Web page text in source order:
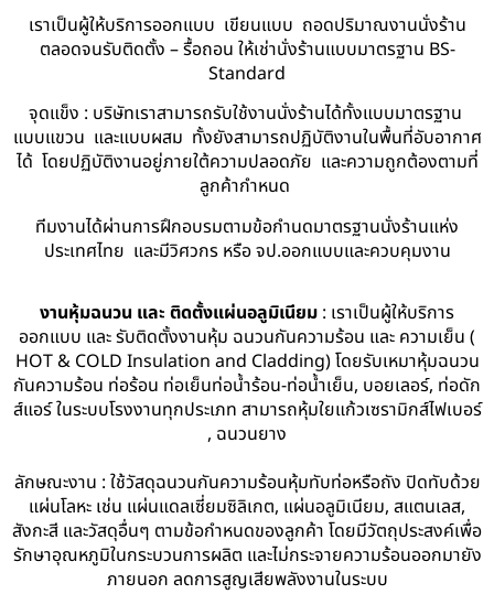
เราเป็นผู้ให้บริการออกแบบ เขียนแบบ ถอดปริมาณงานนั่งร้าน
ตลอดจนรับติดตั้ง – รื้อถอน ให้เช่านั่งร้านแบบมาตรฐาน BS-
Standard
จุดแข็ง : บริษัทเราสามารถรับใช้งานนั่งร้านได้ทั้งแบบมาตรฐาน
แบบแขวน และแบบผสม ทั้งยังสามารถปฏิบัติงานในพื้นที่อับอากาศ
ได้ โดยปฏิบัติงานอยู่ภายใต้ความปลอดภัย และความถูกต้องตามที่
ลูกค้ากำหนด
ทีมงานได้ผ่านการฝึกอบรมตามข้อกำนดมาตรฐานนั่งร้านแห่ง
ประเทศไทย และมีวิศวกร หรือ จป.ออกแบบและควบคุมงาน
งานหุ้มฉนวน และ ติดตั้งแผ่นอลูมิเนียม : เราเป็นผู้ให้บริการ
ออกแบบ และ รับติดตั้งงานหุ้ม ฉนวนกันความร้อน และ ความเย็น (
HOT & COLD Insulation and Cladding) โดยรับเหมาหุ้มฉนวน
กันความร้อน ท่อร้อน ท่อเย็นท่อน้ำร้อน-ท่อน้ำเย็น, บอยเลอร์, ท่อดัก
ส์แอร์ ในระบบโรงงานทุกประเภท สามารถหุ้มใยแก้วเซรามิกส์ไฟเบอร์
, ฉนวนยาง
ลักษณะงาน : ใช้วัสดุฉนวนกันความร้อนหุ้มทับท่อหรือถัง ปิดทับด้วย
แผ่นโลหะ เช่น แผ่นแดลเซี่ยมซิลิเกต, แผ่นอลูมิเนียม, สแตนเลส,
สังกะสี และวัสดุอื่นๆ ตามข้อกำหนดของลูกค้า โดยมีวัตถุประสงค์เพื่อ
รักษาอุณหภูมิในกระบวนการผลิต และไม่กระจายความร้อนออกมายัง
ภายนอก ลดการสูญเสียพลังงานในระบบ